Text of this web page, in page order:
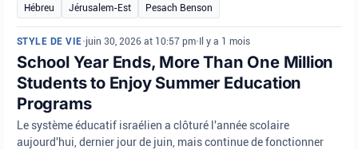
Hébreu Jérusalem-Est Pesach Benson
STYLE DE VIE•juin 30, 2026 at 10:57 pm• Il y a 1 mois
School Year Ends, More Than One Million
Students to Enjoy Summer Education
Programs
Le système éducatif israélien a clôturé l'année scolaire
aujourd'hui, dernier jour de juin, mais continue de fonctionner